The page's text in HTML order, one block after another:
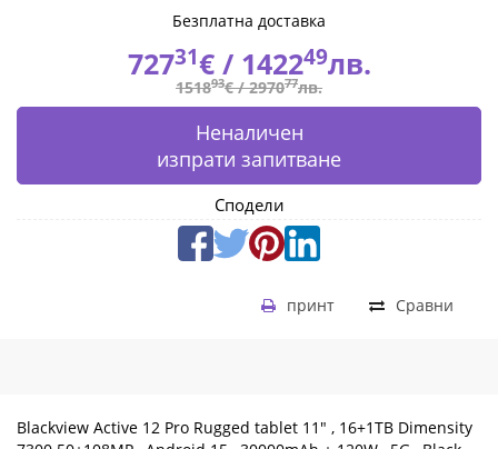
5G
BVACTIVE
PRO_B
Безплатна доставка
72731€ / 142249лв.
151893€ /297077лв.
Неналичен
изпрати запитване
Сподели
Сравни
принт
Blackview Active 12 Pro Rugged tablet 11" , 16+1TB Dimensity